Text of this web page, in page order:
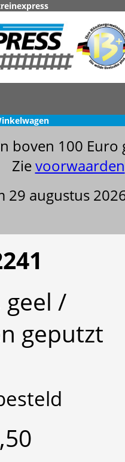
boven 100
Zievoorwaarden
29 augustus
/
geputzt